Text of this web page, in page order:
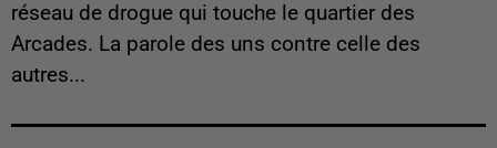
réseau de drogue qui touche le quartier des
Arcades. La parole des uns contre celle des
autres...